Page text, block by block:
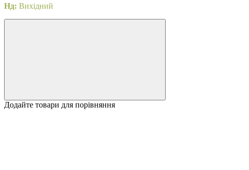
Нд: Вихідний
Додайте товари для порівняння